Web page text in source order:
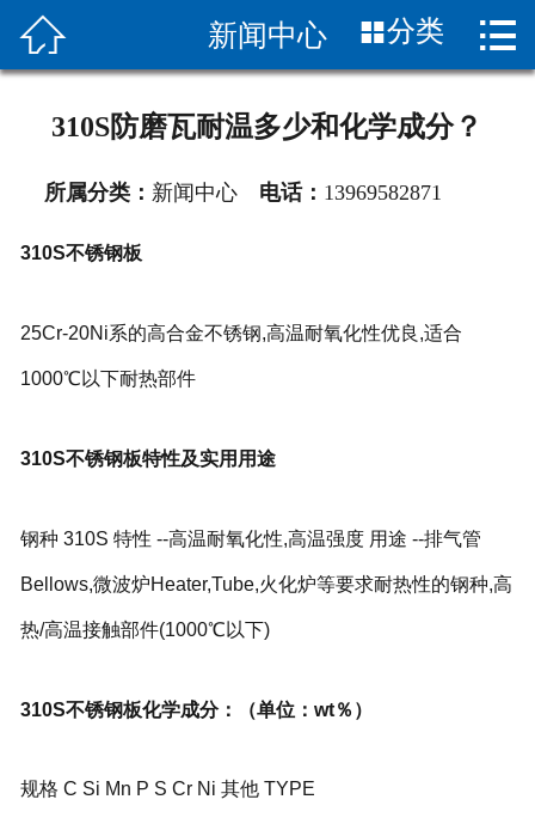
 首页
客服服务
 新闻中心 分类 
310S防磨瓦耐温多少和化学成分？
所属分类： 新闻中心 电话： 13969582871
310S不锈钢板
25Cr-20Ni系的高合金不锈钢,高温耐氧化性优良,适合
1000℃以下耐热部件
310S不锈钢板特性及实用用途
钢种 310S 特性 --高温耐氧化性,高温强度 用途 --排气管
Bellows,微波炉Heater,Tube,火化炉等要求耐热性的钢种,高
热/高温接触部件(1000℃以下)
310S不锈钢板化学成分：（单位：wt％）
规格 C Si Mn P S Cr Ni 其他 TYPE